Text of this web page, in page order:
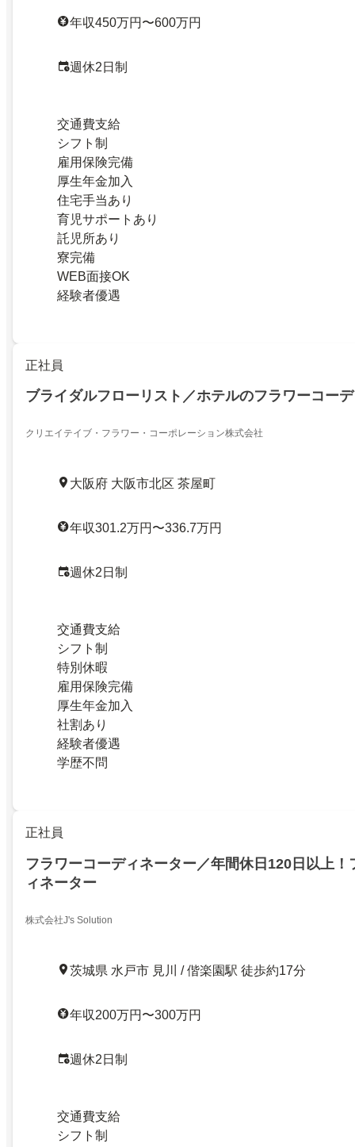
年収450万円〜600万円
週休2日制
交通費支給
シフト制
雇用保険完備
厚生年金加入
住宅手当あり
育児サポートあり
託児所あり
寮完備
WEB面接OK
経験者優遇
正社員
ブライダルフローリスト／ホテルのフラワーコー
クリエイテイブ・フラワー・コーポレーション株式会社
大阪府 大阪市北区 茶屋町
年収301.2万円〜336.7万円
週休2日制
交通費支給
シフト制
特別休暇
雇用保険完備
厚生年金加入
社割あり
経験者優遇
学歴不問
正社員
フラワーコーディネーター／年間休日120日以上！
ィネーター
株式会社J's Solution
茨城県 水戸市 見川 / 偕楽園駅 徒歩約17分
年収200万円〜300万円
週休2日制
交通費支給
シフト制